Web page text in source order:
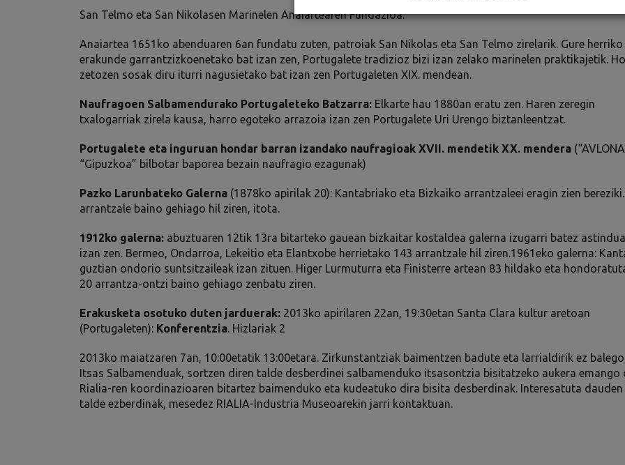
San Telmo eta San Nikolasen Marinelen Anaiartearen Fundazioa:
Anaiartea 1651ko abenduaren 6an fundatu zuten, patroiak San Nikolas eta San Telmo zirelarik. Gure herriko
erakunde garrantzizkoenetako bat izan zen, Portugalete tradizioz bizi izan zelako marinelen praktikajetik.
zetozen sosak diru iturri nagusietako bat izan zen Portugaleten XIX. mendean.
Naufragoen Salbamendurako Portugaleteko Batzarra: Elkarte hau 1880an eratu zen. Haren zeregin
txalogarriak zirela kausa, harro egoteko arrazoia izan zen Portugalete Uri Urengo biztanleentzat.
Portugalete eta inguruan hondar barran izandako naufragioak XVII. mendetik XX. mendera
“Gipuzkoa” bilbotar baporea bezain naufragio ezagunak)
Pazko Larunbateko Galerna (1878ko apirilak 20): Kantabriako eta Bizkaiko arrantzaleei eragin zien
arrantzale baino gehiago hil ziren, itota.
1912ko galerna: abuztuaren 12tik 13ra bitarteko gauean bizkaitar kostaldea galerna izugarri batez astindua
izan zen. Bermeo, Ondarroa, Lekeitio eta Elantxobe herrietako 143 arrantzale hil ziren.1961eko galerna:
guztian ondorio suntsitzaileak izan zituen. Higer Lurmuturra eta Finisterre artean 83 hildako eta
20 arrantza-ontzi baino gehiago zenbatu ziren.
Erakusketa osotuko duten jarduerak: 2013ko apirilaren 22an, 19:30etan Santa Clara kultur aretoan
(Portugaleten): Konferentzia. Hizlariak 2
2013ko maiatzaren 7an, 10:00etatik 13:00etara. Zirkunstantziak baimentzen badute eta larrialdirik ez
Itsas Salbamenduak, sortzen diren talde desberdinei salbamenduko itsasontzia bisitatzeko aukera emango
Rialia-ren koordinazioaren bitartez baimenduko eta kudeatuko dira bisita desberdinak. Interesatuta dauden
talde ezberdinak, mesedez RIALIA-Industria Museoarekin jarri kontaktuan.